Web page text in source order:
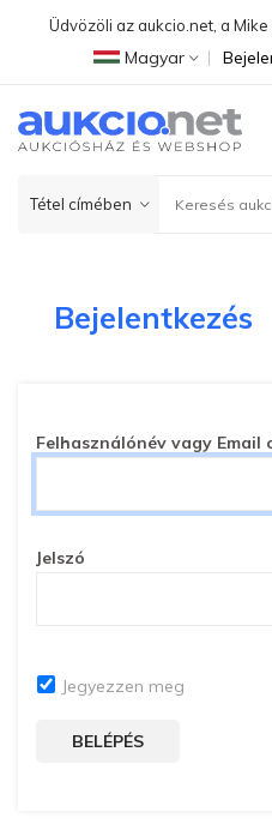
Üdvözöli az aukcio.net, a
Magyar
Bejelentkezés
Felhasználónév vagy Email
Jelszó
Jegyezzen meg
BELÉPÉS